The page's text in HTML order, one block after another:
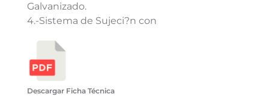
Galvanizado.
4.-Sistema de Sujeci?n con
Descargar Ficha Técnica